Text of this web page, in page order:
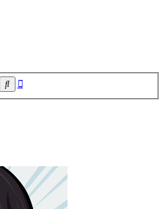
Rechercher
Recherche